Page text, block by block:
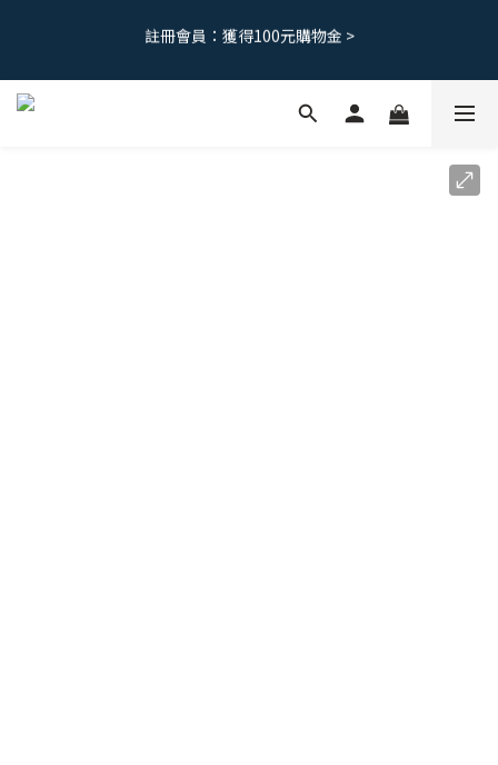
免運優惠｜台灣滿 1500 ，港澳滿2500
4
2
1
5
3
2